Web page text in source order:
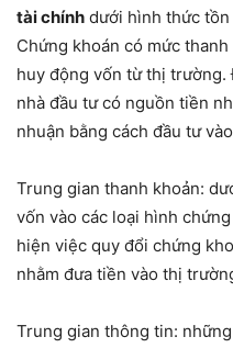
tài chính dưới hình thức
Chứng khoán có mức
huy động vốn từ thị
nhà đầu tư có nguồn tiền
nhuận bằng cách đầu tư
Trung gian thanh khoản:
vốn vào các loại hình
hiện việc quy đổi chứng
nhằm đưa tiền vào thị
Trung gian thông tin: những